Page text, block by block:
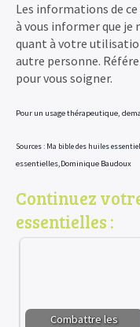
Les informations de
à vous informer que
quant à votre
autre personne.
pour vous soigner.
Pour un usage thérapeutique,
Sources : Ma bible des huiles
essentielles,Dominique Baudoux
Continuez
essentielles :
Combattre les